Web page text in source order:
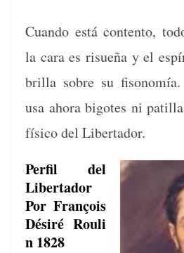
Cuan­do está con­tento,
la cara es risueña y el
bril­la sobre su
usa aho­ra big­otes ni
físi­co del Libertador.
Perfil del
Libertador
Por François
Désiré Rouli
n 1828